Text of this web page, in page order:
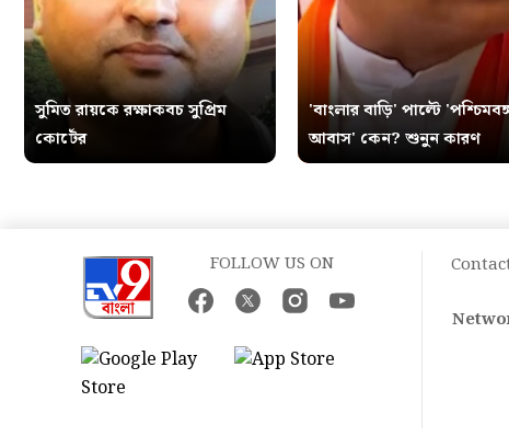
সুমিত রায়কে রক্ষাকবচ সুপ্রিম
কোর্টের
'বাংলার বাড়ি' পাল্টে
আবাস' কেন? শুনুন কারণ
FOLLOW US ON